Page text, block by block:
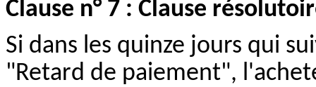
Clause n° 7 : Clause
Si dans les quinze jours qui
"Retard de paiement",